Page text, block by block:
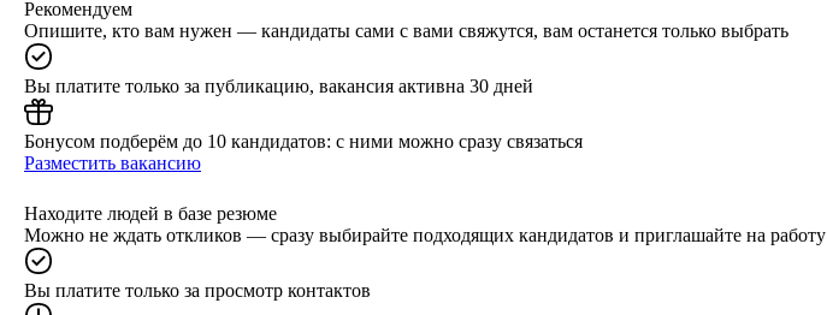
Рекомендуем
Опишите, кто вам нужен — кандидаты сами с вами свяжутся, вам останется только выбрать
Вы платите только за публикацию, вакансия активна 30 дней
Бонусом подберём до 10 кандидатов: с ними можно сразу связаться
Разместить вакансию
Находите людей в базе резюме
Можно не ждать откликов — сразу выбирайте подходящих кандидатов и приглашайте на работу
Вы платите только за просмотр контактов